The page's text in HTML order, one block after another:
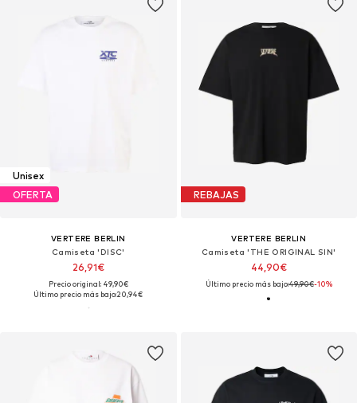
Unisex
OFERTA
VERTERE BERLIN
Camiseta 'DISC'
26,91€
Precio original: 49,90€
Último precio más bajo:20,94€
REBAJAS
VERTERE BERLIN
Camiseta 'THE ORIGINAL SIN'
44,90€
Último precio más bajo:49,90€-10%